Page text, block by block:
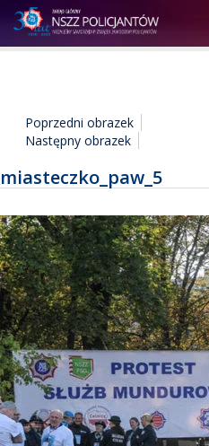
Poprzedni obrazek
Następny obrazek
miasteczko_paw_5